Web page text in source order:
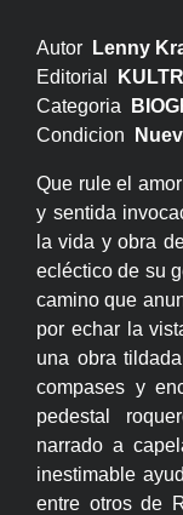
Autor
Lenny
Editorial
Categoria
Condicion
Que rule el
y sentida
la vida y obra
ecléctico de su
camino que
por echar la
una obra
compases y
pedestal
narrado a
inestimable
entre otros de